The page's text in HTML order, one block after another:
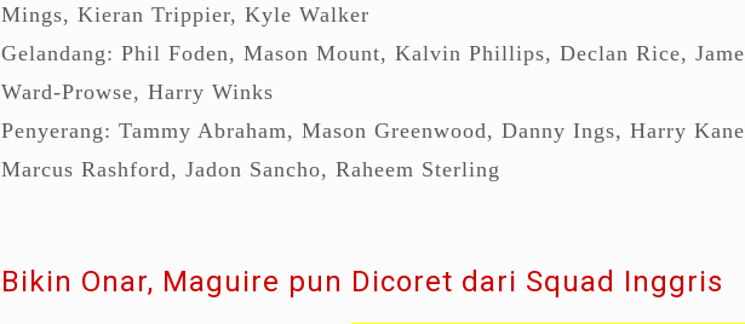
Mings, Kieran Trippier, Kyle Walker
Gelandang: Phil Foden, Mason Mount, Kalvin Phillips, Declan Rice,
Ward-Prowse, Harry Winks
Penyerang: Tammy Abraham, Mason Greenwood, Danny Ings, Harry
Marcus Rashford, Jadon Sancho, Raheem Sterling
Bikin Onar, Maguire pun Dicoret dari Squad Inggris